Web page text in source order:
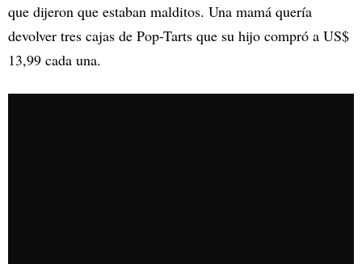
que dijeron que estaban malditos. Una mamá quería
devolver tres cajas de Pop-Tarts que su hijo compró a US$
13,99 cada una.